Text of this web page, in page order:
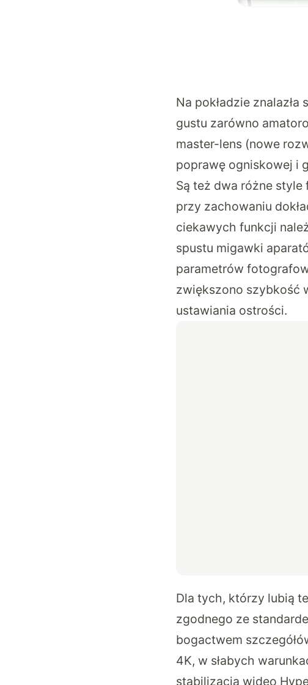
Na pokładzie
gustu zarówno
master-lens (nowe
poprawę ogniskowej i
Są też dwa różne
przy zachowaniu
ciekawych funkcji
spustu migawki
parametrów
zwiększono szybkość
ustawiania ostrości.
Dla tych, którzy lubią
zgodnego ze
bogactwem
4K, w słabych
stabilizacją wideo